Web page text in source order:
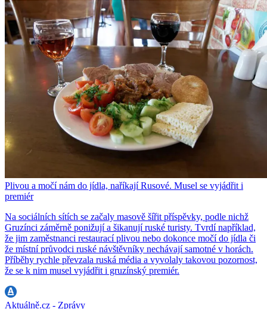
Plivou a močí nám do jídla, naříkají Rusové. Musel se vyjádřit i
premiér
Na sociálních sítích se začaly masově šířit příspěvky, podle nichž
Gruzínci záměrně ponižují a šikanují ruské turisty. Tvrdí například,
že jim zaměstnanci restaurací plivou nebo dokonce močí do jídla či
že místní průvodci ruské návštěvníky nechávají samotné v horách.
Příběhy rychle převzala ruská média a vyvolaly takovou pozornost,
že se k nim musel vyjádřit i gruzínský premiér.
Aktuálně.cz - Zprávy